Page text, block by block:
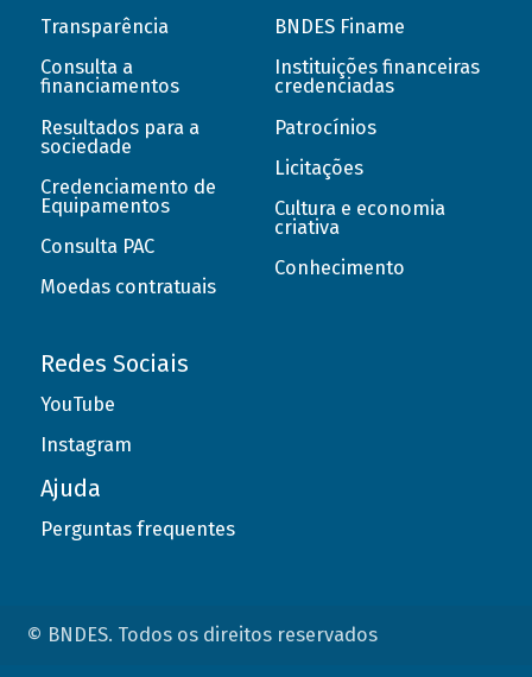
Transparência
Consulta a
financiamentos
Resultados para a
sociedade
Credenciamento de
Equipamentos
Consulta PAC
Moedas contratuais
BNDES Finame
Instituições financeiras
credenciadas
Patrocínios
Licitações
Cultura e economia
criativa
Conhecimento
Redes Sociais
YouTube
Instagram
Ajuda
Perguntas frequentes
© BNDES. Todos os direitos reservados